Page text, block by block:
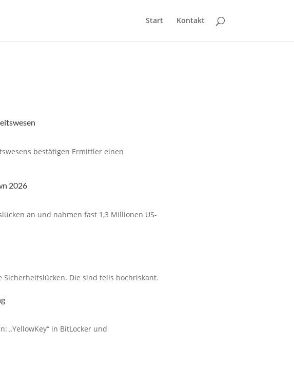
Start Kontakt
bestätigen Ermittler einen
2026
an und nahmen fast 1,3 Millionen US-
Sicherheitslücken. Die sind teils hochriskant.
„YellowKey“ in BitLocker und